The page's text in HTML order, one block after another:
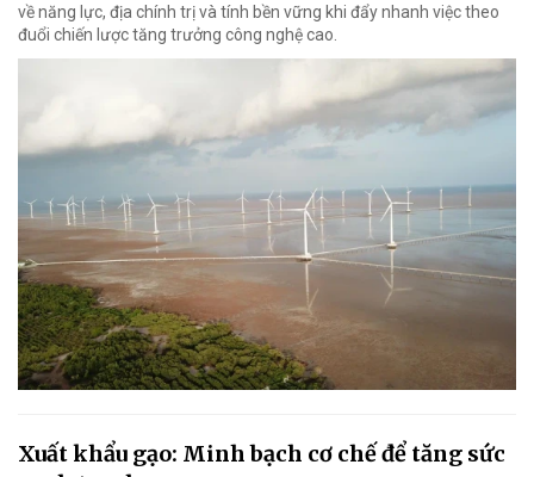
về năng lực, địa chính trị và tính bền vững khi đẩy nhanh việc theo
đuổi chiến lược tăng trưởng công nghệ cao.
Xuất khẩu gạo: Minh bạch cơ chế để tăng sức